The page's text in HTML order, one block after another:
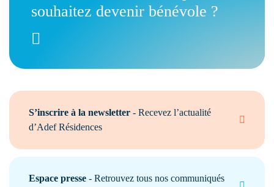
souhaitez devenir bénévole ?
S’inscrire à la newsletter - Recevez l’actualité
d’Adef Résidences
Espace presse - Retrouvez tous nos communiqués